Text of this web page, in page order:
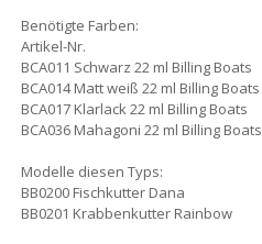
Benötigte Farben:
Artikel-Nr.
BCA011 Schwarz 22 ml Billing Boats
BCA014 Matt weiß 22 ml Billing Boats
BCA017 Klarlack 22 ml Billing Boats
BCA036 Mahagoni 22 ml Billing Boats
Modelle diesen Typs:
BB0200 Fischkutter Dana
BB0201 Krabbenkutter Rainbow